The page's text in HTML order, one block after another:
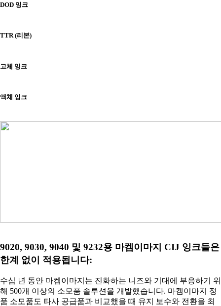
DOD 잉크
TTR (리본)
고체 잉크
액체 잉크
9020, 9030, 9040 및 9232용 마켐이마지 CIJ 잉크들은
한계 없이 적용됩니다:
수십 년 동안 마켐이마지는 진화하는 니즈와 기대에 부응하기 위
해 500개 이상의 소모품 솔루션을 개발했습니다. 마켐이마지 정
품 소모품도 타사 공급품과 비교했을 때 유지 보수와 전환을 최